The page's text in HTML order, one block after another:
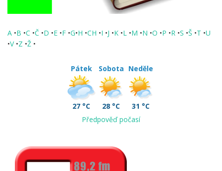
A •B •C •Č •D •E •F •G•H •CH •I •J •K •L •M •N •O •P •R •S •Š •T •U
•V •Z •Ž •
Pátek
27 °C
Sobota
28 °C
Neděle
31 °C
Předpověď počasí